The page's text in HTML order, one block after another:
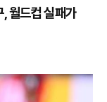
월드컵 실패가